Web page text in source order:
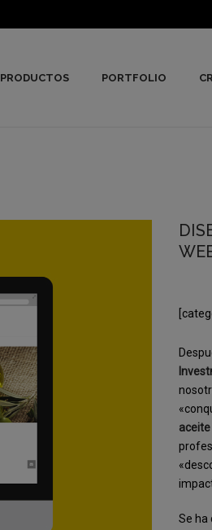
PRODUCTOS PORTFOLIO
Se ha